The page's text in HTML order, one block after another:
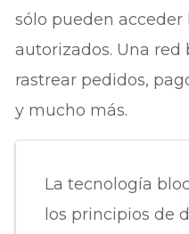
sólo pueden
autorizados. Una
rastrear pedidos,
y mucho más.
La tecnología
los principios de